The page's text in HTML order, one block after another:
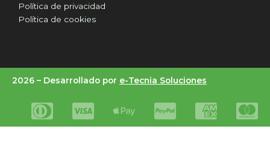
Política de privacidad
Política de cookies
2026 – Desarrollado por e-Tecnia Soluciones